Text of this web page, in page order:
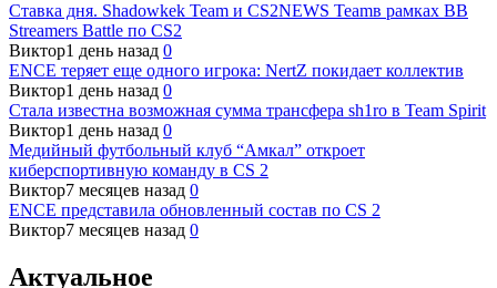
Ставка дня. Shadowkek Team и CS2NEWS Teamв рамках BB
Streamers Battle по CS2
Виктор1 день назад 0
ENCE теряет еще одного игрока: NertZ покидает коллектив
Виктор1 день назад 0
Стала известна возможная сумма трансфера sh1ro в Team Spirit
Виктор1 день назад 0
Медийный футбольный клуб “Амкал” откроет
киберспортивную команду в CS 2
Виктор7 месяцев назад 0
ENCE представила обновленный состав по CS 2
Виктор7 месяцев назад 0
Актуальное